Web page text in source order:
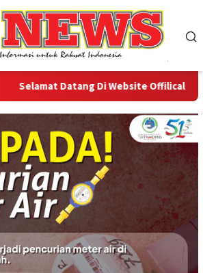
Selamat Datang Di Website Offilical PI-